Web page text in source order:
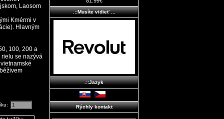
Laosom
Kmérmi v
Hlavným
100, 200 a
se nazývá
.::Musíte vidieť ...
.::Jazyk
Rýchly kontakt